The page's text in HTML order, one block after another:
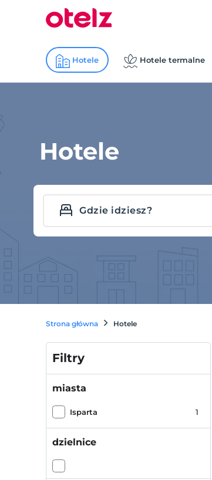
Hotele Hotele termalne
Hotele
Strona główna Hotele
Filtry
miasta
Isparta 1
dzielnice